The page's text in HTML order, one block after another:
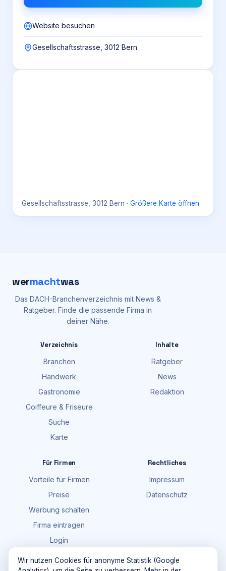
Website besuchen
Gesellschaftsstrasse, 3012 Bern
Gesellschaftsstrasse, 3012 Bern · Größere Karte öffnen
wermachtwas
Das DACH-Branchenverzeichnis mit News &
Ratgeber. Finde die passende Firma in
deiner Nähe.
Verzeichnis
Branchen
Handwerk
Gastronomie
Coiffeure & Friseure
Suche
Karte
Inhalte
Ratgeber
News
Redaktion
Für Firmen
Vorteile für Firmen
Preise
Werbung schalten
Firma eintragen
Login
Rechtliches
Impressum
Datenschutz
Wir nutzen Cookies für anonyme Statistik (Google